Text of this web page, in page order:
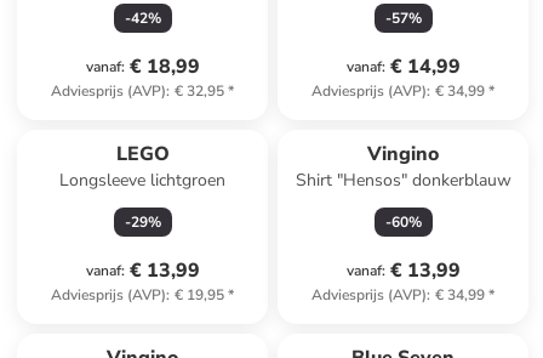
-42%
vanaf: € 18,99
Adviesprijs (AVP): € 32,95*
-57%
vanaf: € 14,99
Adviesprijs (AVP): € 34,99*
LEGO
Longsleeve lichtgroen
-29%
vanaf: € 13,99
Adviesprijs (AVP): € 19,95*
Vingino
Shirt "Hensos" donkerblauw
-60%
vanaf: € 13,99
Adviesprijs (AVP): € 34,99*